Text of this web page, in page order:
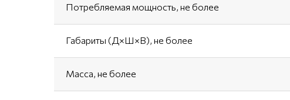
Потребляемая мощность, не более
Габариты (Д×Ш×В), не более
Масса, не более